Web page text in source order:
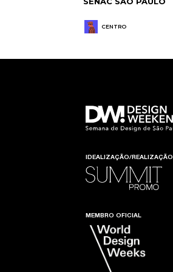
CENTRO
IDEALIZAÇÃO/REALIZAÇÃO
MEMBRO OFICIAL